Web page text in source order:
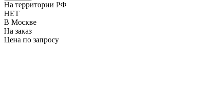
На территории РФ
НЕТ
В Москве
На заказ
Цена по запросу